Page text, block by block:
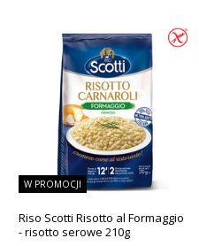
W PROMOCJI
Riso Scotti Risotto al Formaggio
- risotto serowe 210g